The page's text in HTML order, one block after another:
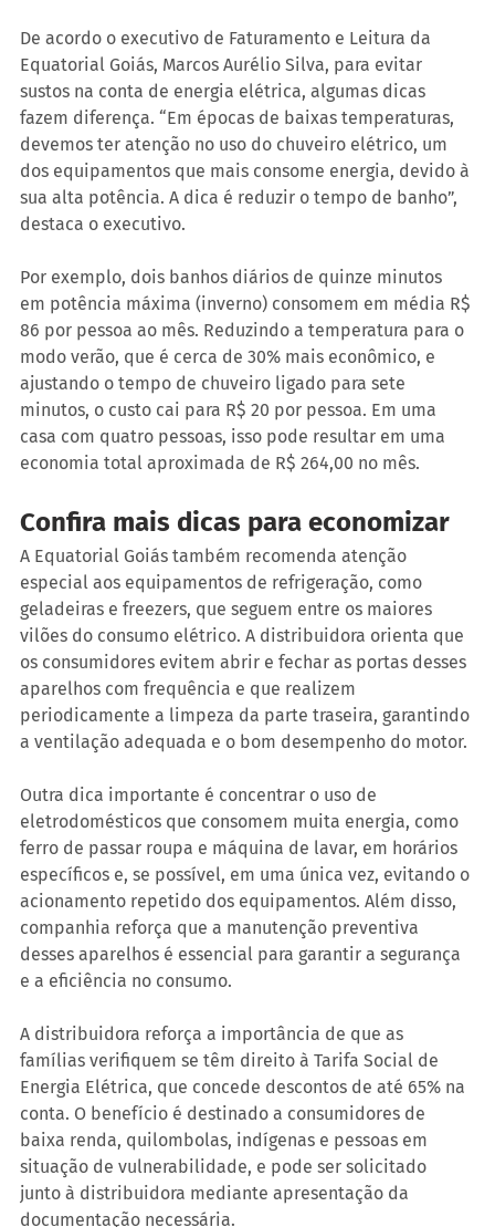
De acordo o executivo de Faturamento e Leitura da
Equatorial Goiás, Marcos Aurélio Silva, para evitar
sustos na conta de energia elétrica, algumas dicas
fazem diferença. “Em épocas de baixas temperaturas,
devemos ter atenção no uso do chuveiro elétrico, um
dos equipamentos que mais consome energia, devido à
sua alta potência. A dica é reduzir o tempo de banho”,
destaca o executivo.
Por exemplo, dois banhos diários de quinze minutos
em potência máxima (inverno) consomem em média R$
86 por pessoa ao mês. Reduzindo a temperatura para o
modo verão, que é cerca de 30% mais econômico, e
ajustando o tempo de chuveiro ligado para sete
minutos, o custo cai para R$ 20 por pessoa. Em uma
casa com quatro pessoas, isso pode resultar em uma
economia total aproximada de R$ 264,00 no mês.
Confira mais dicas para economizar
A Equatorial Goiás também recomenda atenção
especial aos equipamentos de refrigeração, como
geladeiras e freezers, que seguem entre os maiores
vilões do consumo elétrico. A distribuidora orienta que
os consumidores evitem abrir e fechar as portas desses
aparelhos com frequência e que realizem
periodicamente a limpeza da parte traseira, garantindo
a ventilação adequada e o bom desempenho do motor.
Outra dica importante é concentrar o uso de
eletrodomésticos que consomem muita energia, como
ferro de passar roupa e máquina de lavar, em horários
específicos e, se possível, em uma única vez, evitando o
acionamento repetido dos equipamentos. Além disso,
companhia reforça que a manutenção preventiva
desses aparelhos é essencial para garantir a segurança
e a eficiência no consumo.
A distribuidora reforça a importância de que as
famílias verifiquem se têm direito à Tarifa Social de
Energia Elétrica, que concede descontos de até 65% na
conta. O benefício é destinado a consumidores de
baixa renda, quilombolas, indígenas e pessoas em
situação de vulnerabilidade, e pode ser solicitado
junto à distribuidora mediante apresentação da
documentação necessária.